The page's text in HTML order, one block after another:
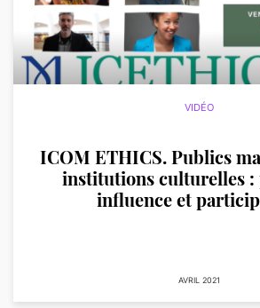
VIDÉO
ICOM ETHICS. Publics
institutions culturelles :
influence et
AVRIL 2021